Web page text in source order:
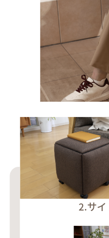
2.サイ